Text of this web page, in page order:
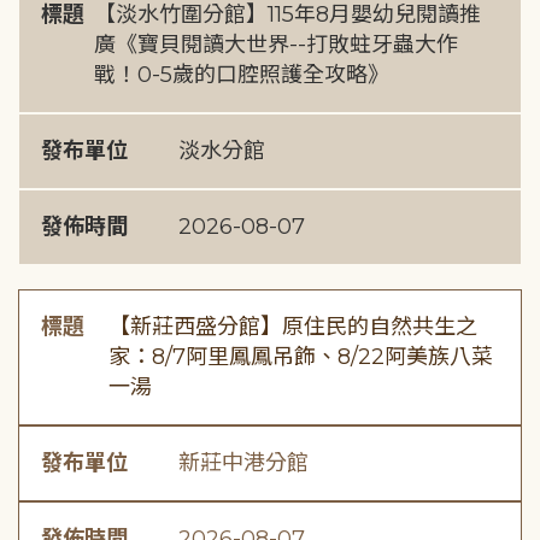
標題
【淡水竹圍分館】115年8月嬰幼兒閱讀推
廣《寶貝閱讀大世界--打敗蛀牙蟲大作
戰！0-5歲的口腔照護全攻略》
發布單位 淡水分館
發佈時間 2026-08-07
標題
【新莊西盛分館】原住民的自然共生之
家：8/7阿里鳳鳳吊飾、8/22阿美族八菜
一湯
發布單位 新莊中港分館